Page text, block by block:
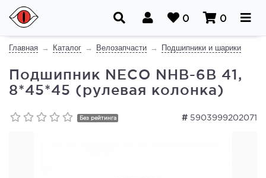
0 0
Главная Каталог Велозапчасти Подшипники и шарики
Подшипник NECO NHB-6B 41,
8*45*45 (рулевая колонка)
# 5903999202071
Без рейтинга